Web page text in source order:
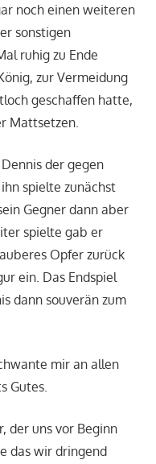
noch einen weiteren
sonstigen
ruhig zu Ende
zur Vermeidung
geschaffen hatte,
Mattsetzen.
der gegen
spielte zunächst
Gegner dann aber
spielte gab er
Opfer zurück
ein. Das Endspiel
dann souverän zum
mir an allen
Gutes.
der uns vor Beginn
das wir dringend